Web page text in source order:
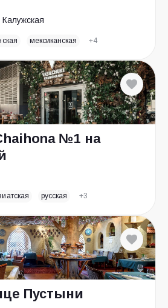
Калужская
мексиканская +4
№1 на
русская +3
Пустыни